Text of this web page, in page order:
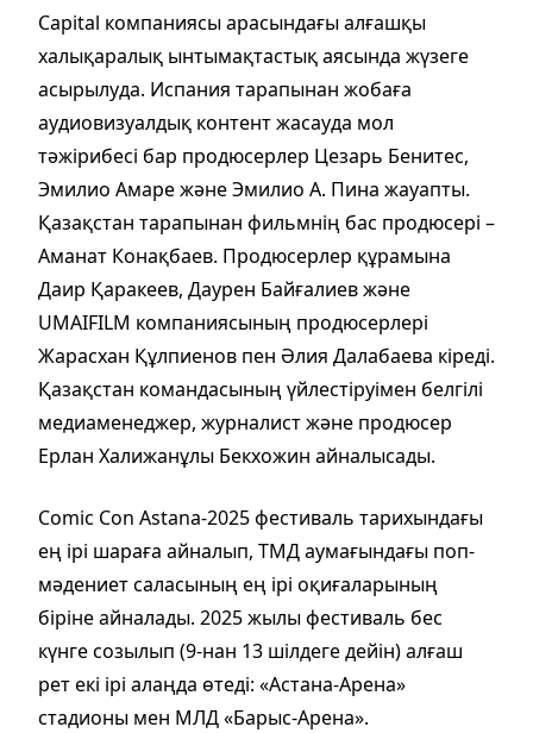
Capital компаниясы арасындағы алғашқы
халықаралық ынтымақтастық аясында жүзеге
асырылуда. Испания тарапынан жобаға
аудиовизуалдық контент жасауда мол
тәжірибесі бар продюсерлер Цезарь Бенитес,
Эмилио Амаре және Эмилио А. Пина жауапты.
Қазақстан тарапынан фильмнің бас продюсері –
Аманат Конақбаев. Продюсерлер құрамына
Даир Қаракеев, Даурен Байғалиев және
UMAIFILM компаниясының продюсерлері
Жарасхан Құлпиенов пен Әлия Далабаева кіреді.
Қазақстан командасының үйлестіруімен белгілі
медиаменеджер, журналист және продюсер
Ерлан Халижанұлы Бекхожин айналысады.
Comic Con Astana-2025 фестиваль тарихындағы
ең ірі шараға айналып, ТМД аумағындағы поп-
мәдениет саласының ең ірі оқиғаларының
біріне айналады. 2025 жылы фестиваль бес
күнге созылып (9-нан 13 шілдеге дейін) алғаш
рет екі ірі алаңда өтеді: «Астана-Арена»
стадионы мен МЛД «Барыс-Арена».